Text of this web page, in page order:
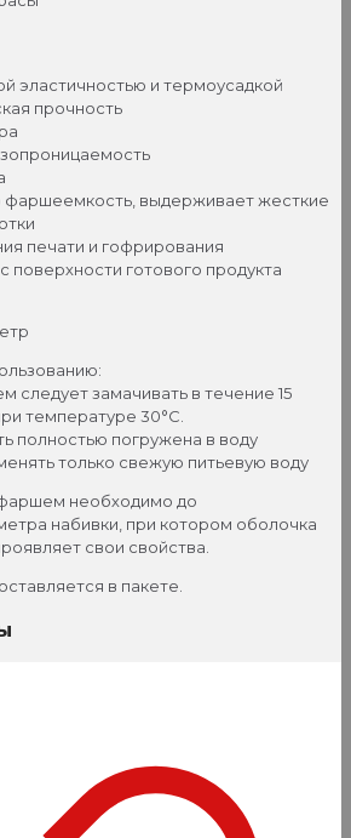
эластичностью и термоусадкой
прочность
выдерживает жесткие
печати и гофрирования
готового продукта
следует замачивать в течение 15
температуре 30°С.
полностью погружена в воду
только свежую питьевую воду
необходимо до
набивки, при котором оболочка
свои свойства.
в пакете.